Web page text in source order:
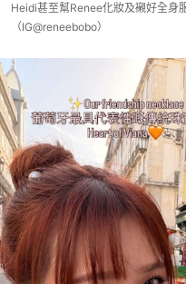
Heidi甚至幫Renee化妝及襯好全身
（IG@reneebobo）